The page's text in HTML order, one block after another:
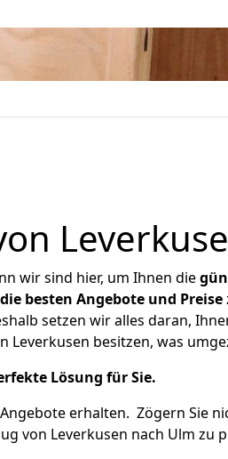
wir sind hier, um Ihnen die
die besten Angebote und Preise
setzen wir alles daran,
besitzen, was
Lösung für Sie.
erhalten. Zögern Sie
von Leverkusen nach Ulm zu